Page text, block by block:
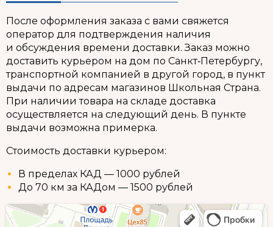
После оформления заказа с вами свяжется
оператор для подтверждения наличия
и обсуждения времени доставки. Заказ можно
доставить курьером на дом по Санкт‑Петербургу,
транспортной компанией в другой город, в пункт
выдачи по адресам магазинов Школьная Страна.
При наличии товара на складе доставка
осуществляется на следующий день. В пункте
выдачи возможна примерка.
Стоимость доставки курьером:
В пределах КАД — 1000 рублей
До 70 км за КАДом — 1500 рублей